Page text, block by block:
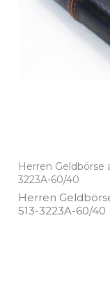
Herren Geldbörse
3223A-60/40
Herren
513­-3223A­-60/40